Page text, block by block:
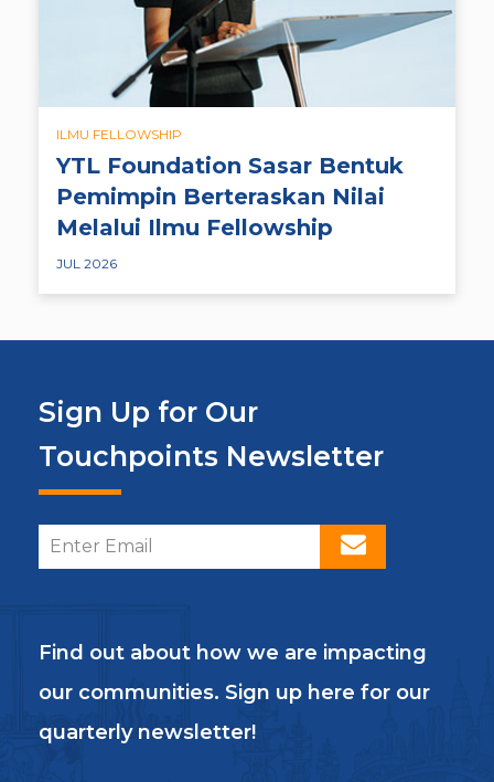
ILMU FELLOWSHIP
YTL Foundation Sasar Bentuk
Pemimpin Berteraskan Nilai
Melalui Ilmu Fellowship
JUL 2026
Sign Up for Our
Touchpoints Newsletter
Find out about how we are impacting
our communities. Sign up here for our
quarterly newsletter!